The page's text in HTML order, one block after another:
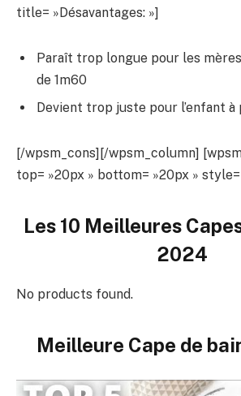
title= »Désavantages: »]
Paraît trop longue pour les
de 1m60
Devient trop juste pour l’enfant à
[/wpsm_cons][/wpsm_column]
top= »20px » bottom= »20px »
Les 10 Meilleures
2024
No products found.
Meilleure Cape de